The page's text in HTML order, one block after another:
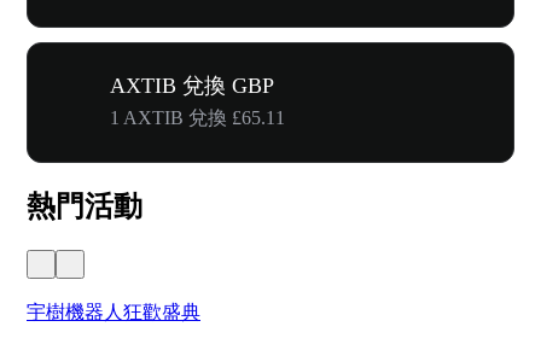
AXTIB 兌換 GBP
1 AXTIB 兌換 £65.11
熱門活動
宇樹機器人狂歡盛典